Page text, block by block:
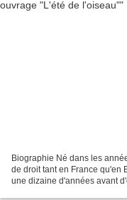
Biographie Né dans les
de droit tant en France qu'en
une dizaine d'années avant